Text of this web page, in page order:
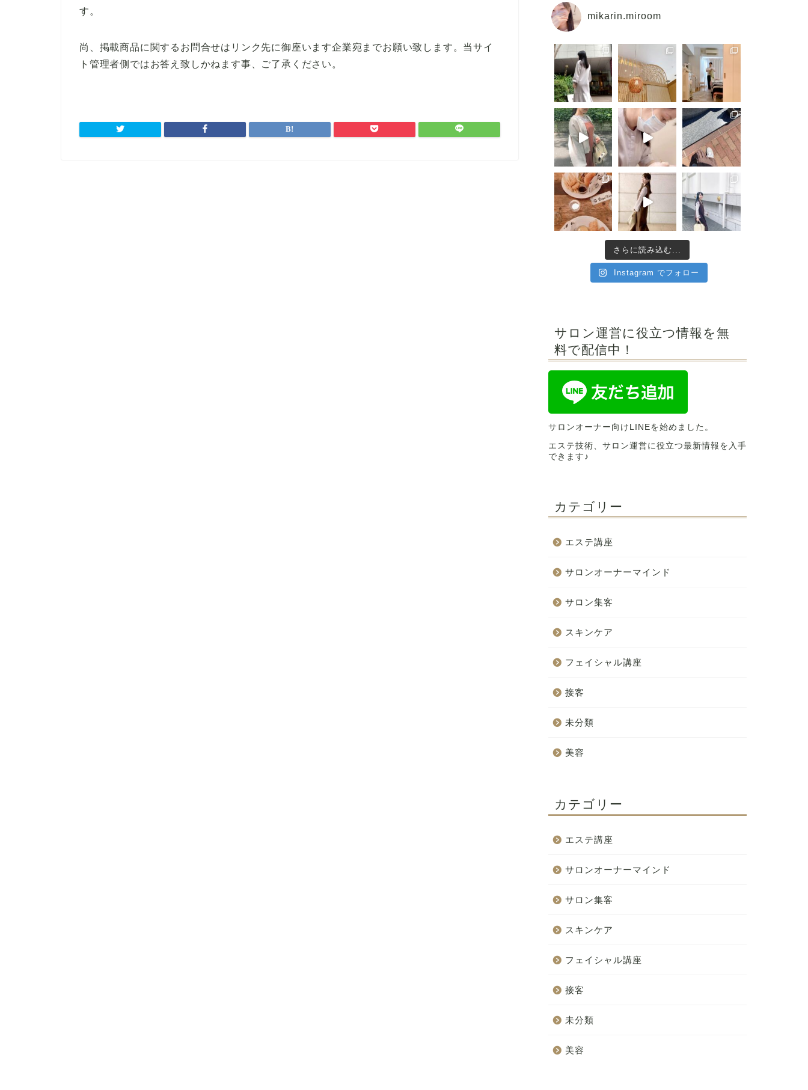
す。
尚、掲載商品に関するお問合せはリンク先に御座います企業宛までお願い致します。当サイ
ト管理者側ではお答え致しかねます事、ご了承ください。
mikarin.miroom
さらに読み込む...
Instagram でフォロー
サロン運営に役立つ情報を無
料で配信中！
サロンオーナー向けLINEを始めました。
エステ技術、サロン運営に役立つ最新情報を入手
できます♪
カテゴリー
エステ講座
サロンオーナーマインド
サロン集客
スキンケア
フェイシャル講座
接客
未分類
美容
カテゴリー
エステ講座
サロンオーナーマインド
サロン集客
スキンケア
フェイシャル講座
接客
未分類
美容